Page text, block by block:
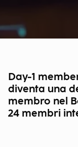
Day-1
diventa una
membro nel
24 membri